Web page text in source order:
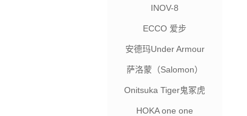
INOV-8
ECCO 爱步
安德玛Under Armour
萨洛蒙（Salomon）
Onitsuka Tiger鬼冢虎
HOKA one one